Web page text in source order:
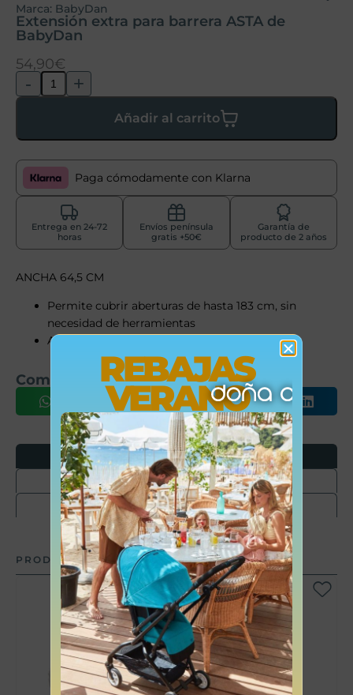
Marca: BabyDan
Extensión extra para barrera ASTA de
BabyDan
54,90€
- +
Añadir al carrito
Paga cómodamente con Klarna
Entrega en 24-72
horas
Envíos península
gratis +50€
Garantía de
producto de 2 años
ANCHA 64,5 CM
Permite cubrir aberturas de hasta 183 cm, sin
necesidad de herramientas
Altura 72 cm
Comparte este producto
Opiniones
Envíos
Devoluciones
PRODUCTOS RELACIONADOS
REBAJAS
VERANO